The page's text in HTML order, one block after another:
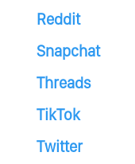
Reddit
Snapchat
Threads
TikTok
Twitter